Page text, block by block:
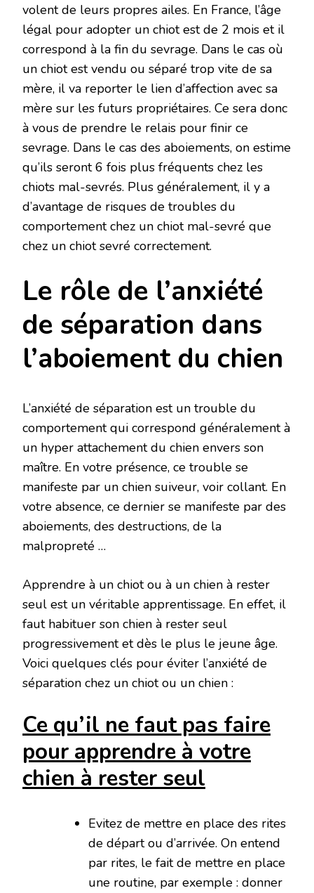
volent de leurs propres ailes. En France, l’âge
légal pour adopter un chiot est de 2 mois et il
correspond à la fin du sevrage. Dans le cas où
un chiot est vendu ou séparé trop vite de sa
mère, il va reporter le lien d’affection avec sa
mère sur les futurs propriétaires. Ce sera donc
à vous de prendre le relais pour finir ce
sevrage. Dans le cas des aboiements, on estime
qu’ils seront 6 fois plus fréquents chez les
chiots mal-sevrés. Plus généralement, il y a
d’avantage de risques de troubles du
comportement chez un chiot mal-sevré que
chez un chiot sevré correctement.
Le rôle de l’anxiété
de séparation dans
l’aboiement du chien
L’anxiété de séparation est un trouble du
comportement qui correspond généralement à
un hyper attachement du chien envers son
maître. En votre présence, ce trouble se
manifeste par un chien suiveur, voir collant. En
votre absence, ce dernier se manifeste par des
aboiements, des destructions, de la
malpropreté …
Apprendre à un chiot ou à un chien à rester
seul est un véritable apprentissage. En effet, il
faut habituer son chien à rester seul
progressivement et dès le plus le jeune âge.
Voici quelques clés pour éviter l’anxiété de
séparation chez un chiot ou un chien :
Ce qu’il ne faut pas faire
pour apprendre à votre
chien à rester seul
Evitez de mettre en place des rites
de départ ou d’arrivée. On entend
par rites, le fait de mettre en place
une routine, par exemple : donner